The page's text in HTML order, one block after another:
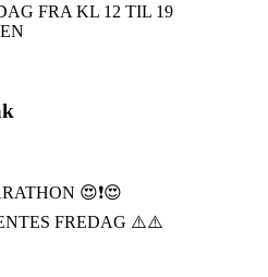
FRA KL 12 TIL 19
😍❗️😍
FREDAG ⚠️⚠️